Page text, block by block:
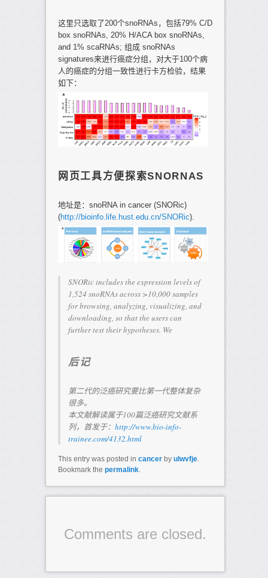
这里只选取了200个snoRNAs，包括79% C/D
box snoRNAs, 20% H/ACA box snoRNAs,
and 1% scaRNAs; 组成 snoRNAs
signatures来进行癌症分组，对大于100个病
人的癌症的分组一致性进行卡方检验，结果
如下：
网页工具方便探索SNORNAS
地址是：snoRNA in cancer (SNORic)
(http://bioinfo.life.hust.edu.cn/SNORic).
SNORic includes the expression levels of
1,524 snoRNAs across >10,000 samples
for browsing, analyzing, visualizing, and
downloading, so that the users can
further test their hypotheses. We
后记
第二代的泛癌研究要比第一代整体复杂
很多。
本文献解读属于100篇泛癌研究文献系
列，首发于： http://www.bio-info-
trainee.com/4132.html
This entry was posted in cancerby ulwvfje.
Bookmark the permalink.
Comments are closed.